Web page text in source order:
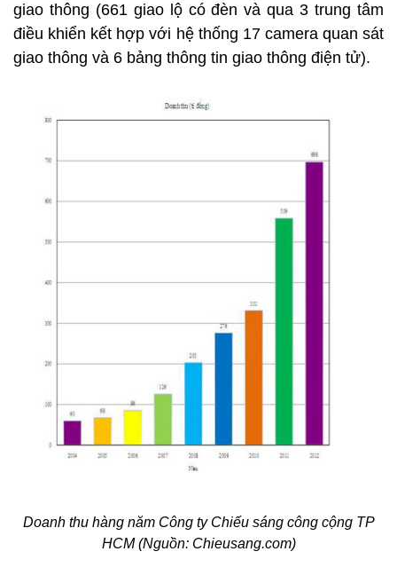
giao thông (661 giao lộ có đèn và qua 3 trung tâm
điều khiển kết hợp với hệ thống 17 camera quan sát
giao thông và 6 bảng thông tin giao thông điện tử).
Doanh thu hàng năm Công ty Chiếu sáng công cộng TP
HCM (Nguồn: Chieusang.com)